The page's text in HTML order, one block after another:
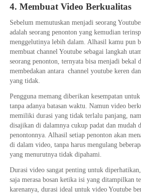
4. Membuat Video Berkualitas
Sebelum memutuskan menjadi seorang
adalah seorang penonton yang kemudian
menggelutinya lebih dalam. Alhasil kamu pun
membuat channel Youtube sebagai langkah
seorang penonton, ternyata bisa menjadi bekal
membedakan antara channel youtube keren
yang tidak.
Pengguna memang diberikan kesempatan
tanpa adanya batasan waktu. Namun video
memiliki durasi yang tidak terlalu panjang,
disajikan di dalamnya cukup padat dan mudah
penontonnya. Alhasil setiap penonton akan
di dalam video, tanpa harus mengulang
yang menurutnya tidak dipahami.
Durasi video sangat penting untuk
saja merasa bosan ketika isi yang ditampilkan
karenanya, durasi ideal untuk video Youtube